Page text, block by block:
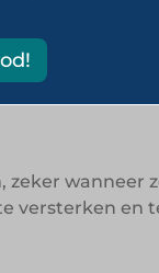
wanneer
versterken en